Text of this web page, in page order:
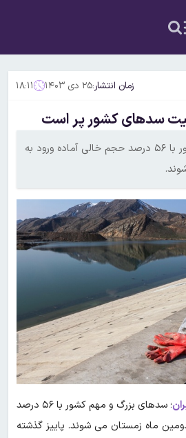
زمان انتشار:۲۵ دی ۱۴۰۳ ۱۸:۱۱
سدهای بزرگ و مهم کشور با ۵۶ درصد حجم خالی آماده ورود به
؛ سدهای بزرگ و مهم کشور با ۵۶ درصد
ماه زمستان می شوند. پاییز گذشته